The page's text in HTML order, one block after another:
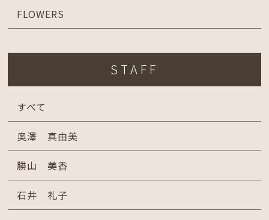
FLOWERS
STAFF
すべて
奥澤 真由美
勝山 美香
石井 礼子